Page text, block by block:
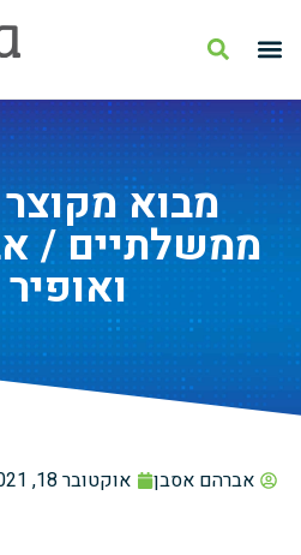
מבוא
ממשלתיים /
אברהם אסבן אוקטובר 18, 2021